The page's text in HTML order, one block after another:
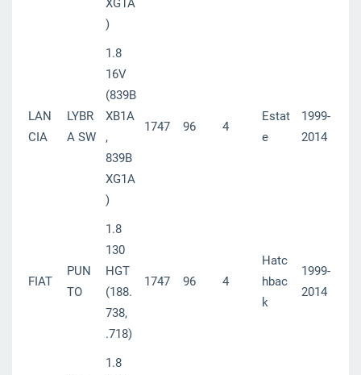
)
LAN
CIA
LYBR
A SW
1.8
16V
(839B
XB1A
,
839B
XG1A
)
1747 96 4
Estat
e
1999-
2014
FIAT
PUN
TO
1.8
130
HGT
(188.
738,
.718)
1747 96 4
Hatc
hbac
k
1999-
2014
1.8